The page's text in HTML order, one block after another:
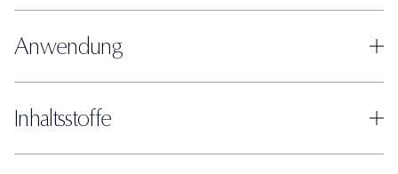
Anwendung
Inhaltsstoffe